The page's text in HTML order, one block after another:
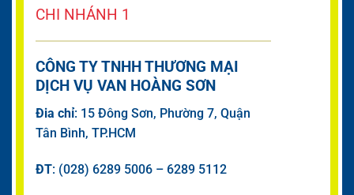
CHI NHÁNH 1
CÔNG TY TNHH THƯƠNG MẠI
DỊCH VỤ VAN HOÀNG SƠN
Đia chỉ: 15 Đông Sơn, Phường 7, Quận
Tân Bình, TP.HCM
ĐT: (028) 6289 5006 – 6289 5112